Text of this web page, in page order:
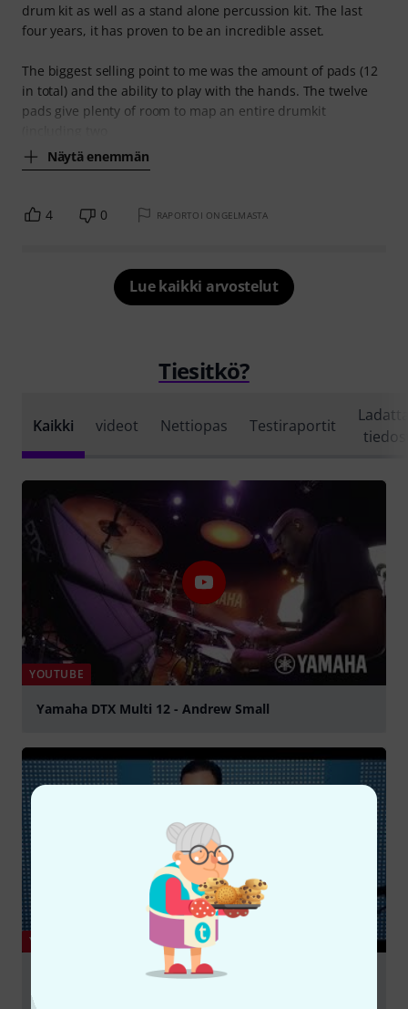
drum kit as well as a stand alone percussion kit. The last
four years, it has proven to be an incredible asset.
The biggest selling point to me was the amount of pads (12
in total) and the ability to play with the hands. The twelve
pads give plenty of room to map an entire drumkit
Näytä enemmän
4 0 RAPORTOI ONGELMASTA
Lue kaikki arvostelut
Tiesitkö?
Kaikki videot Nettiopas Testiraportit
YOUTUBE
Yamaha DTX Multi 12 - Andrew Small
YOUTUBE
Yamaha DTX-MULTI 12 basic functions & DTX-MULTI